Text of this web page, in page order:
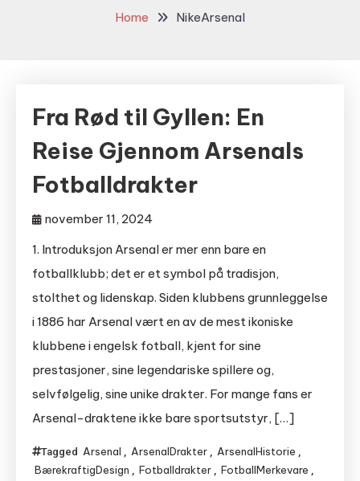
Home NikeArsenal
Fra Rød til Gyllen: En
Reise Gjennom Arsenals
Fotballdrakter
november 11, 2024
1. Introduksjon Arsenal er mer enn bare en
fotballklubb; det er et symbol på tradisjon,
stolthet og lidenskap. Siden klubbens grunnleggelse
i 1886 har Arsenal vært en av de mest ikoniske
klubbene i engelsk fotball, kjent for sine
prestasjoner, sine legendariske spillere og,
selvfølgelig, sine unike drakter. For mange fans er
Arsenal-draktene ikke bare sportsutstyr, […]
Tagged Arsenal , ArsenalDrakter , ArsenalHistorie ,
BærekraftigDesign , Fotballdrakter , FotballMerkevare ,